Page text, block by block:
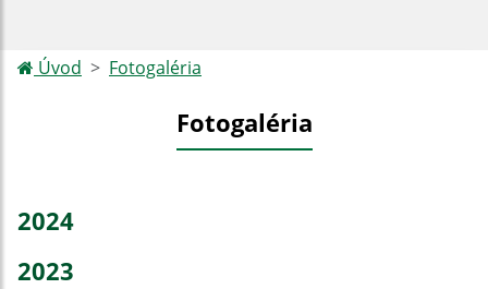
Úvod Fotogaléria
Fotogaléria
2024
2023